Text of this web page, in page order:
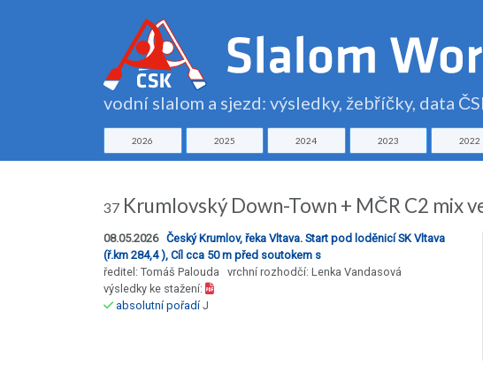
vodní slalom a sjezd: výsledky, žebříčky, data
2026 2025 2024 2023 2022
37 Krumlovský Down-Town + MČR C2 mix
08.05.2026 Český Krumlov, řeka Vltava. Start pod loděnicí SK Vltava
(ř.km 284,4 ), Cíl cca 50 m před soutokem s
ředitel: Tomáš Palouda vrchní rozhodčí: Lenka Vandasová
výsledky ke stažení:
absolutní pořadíJ